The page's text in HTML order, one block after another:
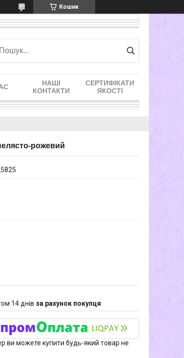
Кошик
НАШІ
КОНТАКТИ
СЕРТИФІКАТИ
ЯКОСТІ
рожевий
14 днів за рахунок покупця
ви можете купити будь-який товар не